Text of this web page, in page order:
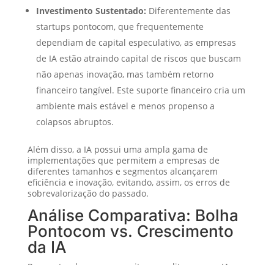
Investimento Sustentado: Diferentemente das
startups pontocom, que frequentemente
dependiam de capital especulativo, as empresas
de IA estão atraindo capital de riscos que buscam
não apenas inovação, mas também retorno
financeiro tangível. Este suporte financeiro cria um
ambiente mais estável e menos propenso a
colapsos abruptos.
Além disso, a IA possui uma ampla gama de
implementações que permitem a empresas de
diferentes tamanhos e segmentos alcançarem
eficiência e inovação, evitando, assim, os erros de
sobrevalorização do passado.
Análise Comparativa: Bolha
Pontocom vs. Crescimento
da IA